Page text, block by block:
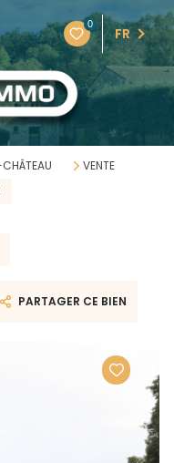
0
FR
VENTE
PARTAGER CE BIEN